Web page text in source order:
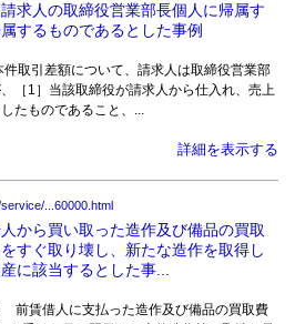
求人の取締役営業部長個人に帰属す
するものであるとした事例
取引差額について、請求人は取締役営業部
［1］当該取締役が請求人から仕入れ、売上
たものであること、...
詳細を表示する
...60000.html
から買い取った造作及び備品の買取
すぐ取り壊し、新たな造作を取得し
に該当するとした事...
賃借人に支払った造作及び備品の買取費